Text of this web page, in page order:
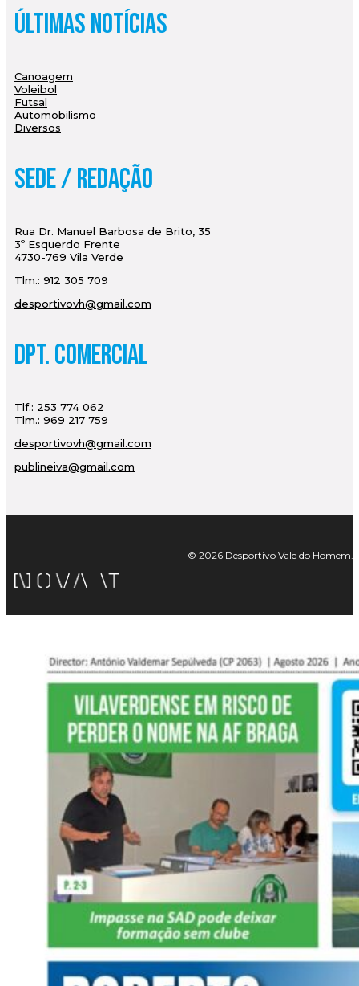
Últimas Notícias
Canoagem
Voleibol
Futsal
Automobilismo
Diversos
Sede / Redação
Rua Dr. Manuel Barbosa de Brito, 35
3º Esquerdo Frente
4730-769 Vila Verde
Tlm.: 912 305 709
desportivovh@gmail.com
Dpt. Comercial
Tlf.: 253 774 062
Tlm.: 969 217 759
desportivovh@gmail.com
publineiva@gmail.com
© 2026 Desportivo Vale do Homem.